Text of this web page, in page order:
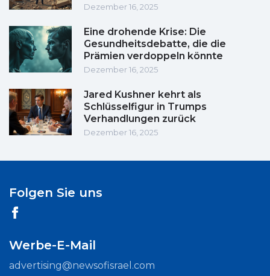
Dezember 16, 2025
Eine drohende Krise: Die
Gesundheitsdebatte, die die
Prämien verdoppeln könnte
Dezember 16, 2025
Jared Kushner kehrt als
Schlüsselfigur in Trumps
Verhandlungen zurück
Dezember 16, 2025
Folgen Sie uns
Werbe-E-Mail
advertising@newsofisrael.com